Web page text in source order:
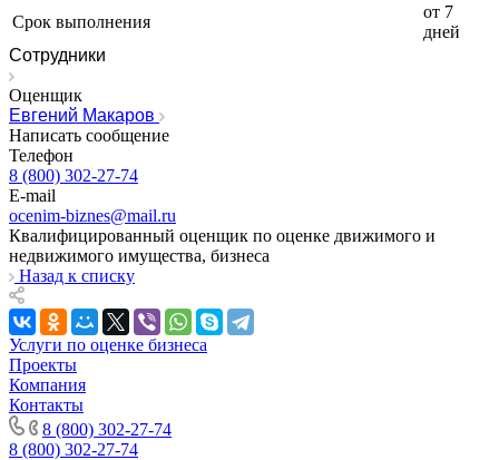
Срок выполнения
от 7
дней
Сотрудники
Оценщик
Евгений Макаров
Написать сообщение
Телефон
8 (800) 302-27-74
E-mail
ocenim-biznes@mail.ru
Квалифицированный оценщик по оценке движимого и
недвижимого имущества, бизнеса
Назад к списку
Услуги по оценке бизнеса
Проекты
Компания
Контакты
8 (800) 302-27-74
8 (800) 302-27-74
Йошкар-Ола
Калининград
Калуга
Камбарка
Каменка
Каменск-Уральский
Каменск-Шахтинский
Камень-на-Оби
Камышин
Камышлов
Канаш
Кандалакша
Канск
Карачев
Карпинск
Касли
Каспийск